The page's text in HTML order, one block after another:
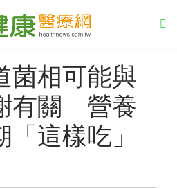
菌相可能與
有關 營養
這樣吃」